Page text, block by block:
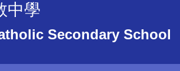
中學
Secondary School